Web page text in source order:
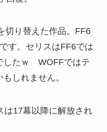
切り替えた作品。FF6
す。セリスはFF6では
したｗ WOFFではテ
しれません。
は17幕以降に解放され